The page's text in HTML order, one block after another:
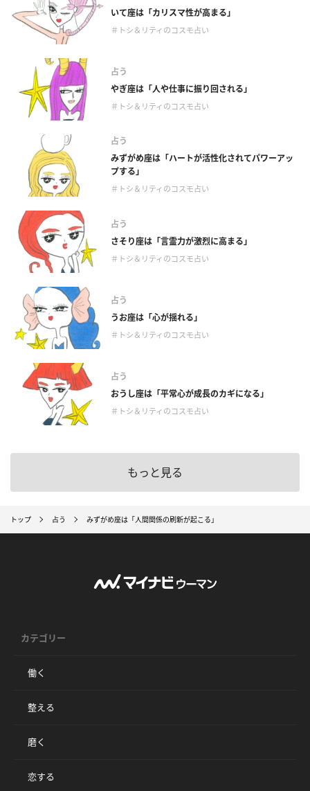
いて座は「カリスマ性が高まる」
＃トシ＆リティのコスモ占い
占う
やぎ座は「人や仕事に振り回される」
＃トシ＆リティのコスモ占い
占う
みずがめ座は「ハートが活性化されてパワーアッ
プする」
＃トシ＆リティのコスモ占い
占う
さそり座は「言霊力が激烈に高まる」
＃トシ＆リティのコスモ占い
占う
うお座は「心が揺れる」
＃トシ＆リティのコスモ占い
占う
おうし座は「平常心が成長のカギになる」
＃トシ＆リティのコスモ占い
もっと見る
トップ 占う みずがめ座は「人間関係の刷新が起こる」
カテゴリー
働く
整える
磨く
恋する